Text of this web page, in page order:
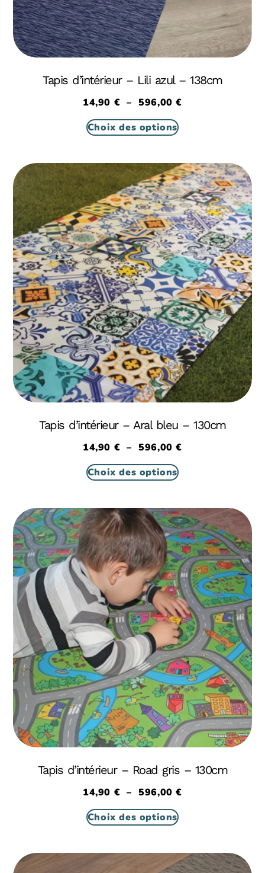
Tapis d’intérieur – Lili azul – 138cm
14,90 € – 596,00€
Choix des options
Tapis d’intérieur – Aral bleu – 130cm
14,90 € – 596,00€
Choix des options
Tapis d’intérieur – Road gris – 130cm
14,90 € – 596,00€
Choix des options